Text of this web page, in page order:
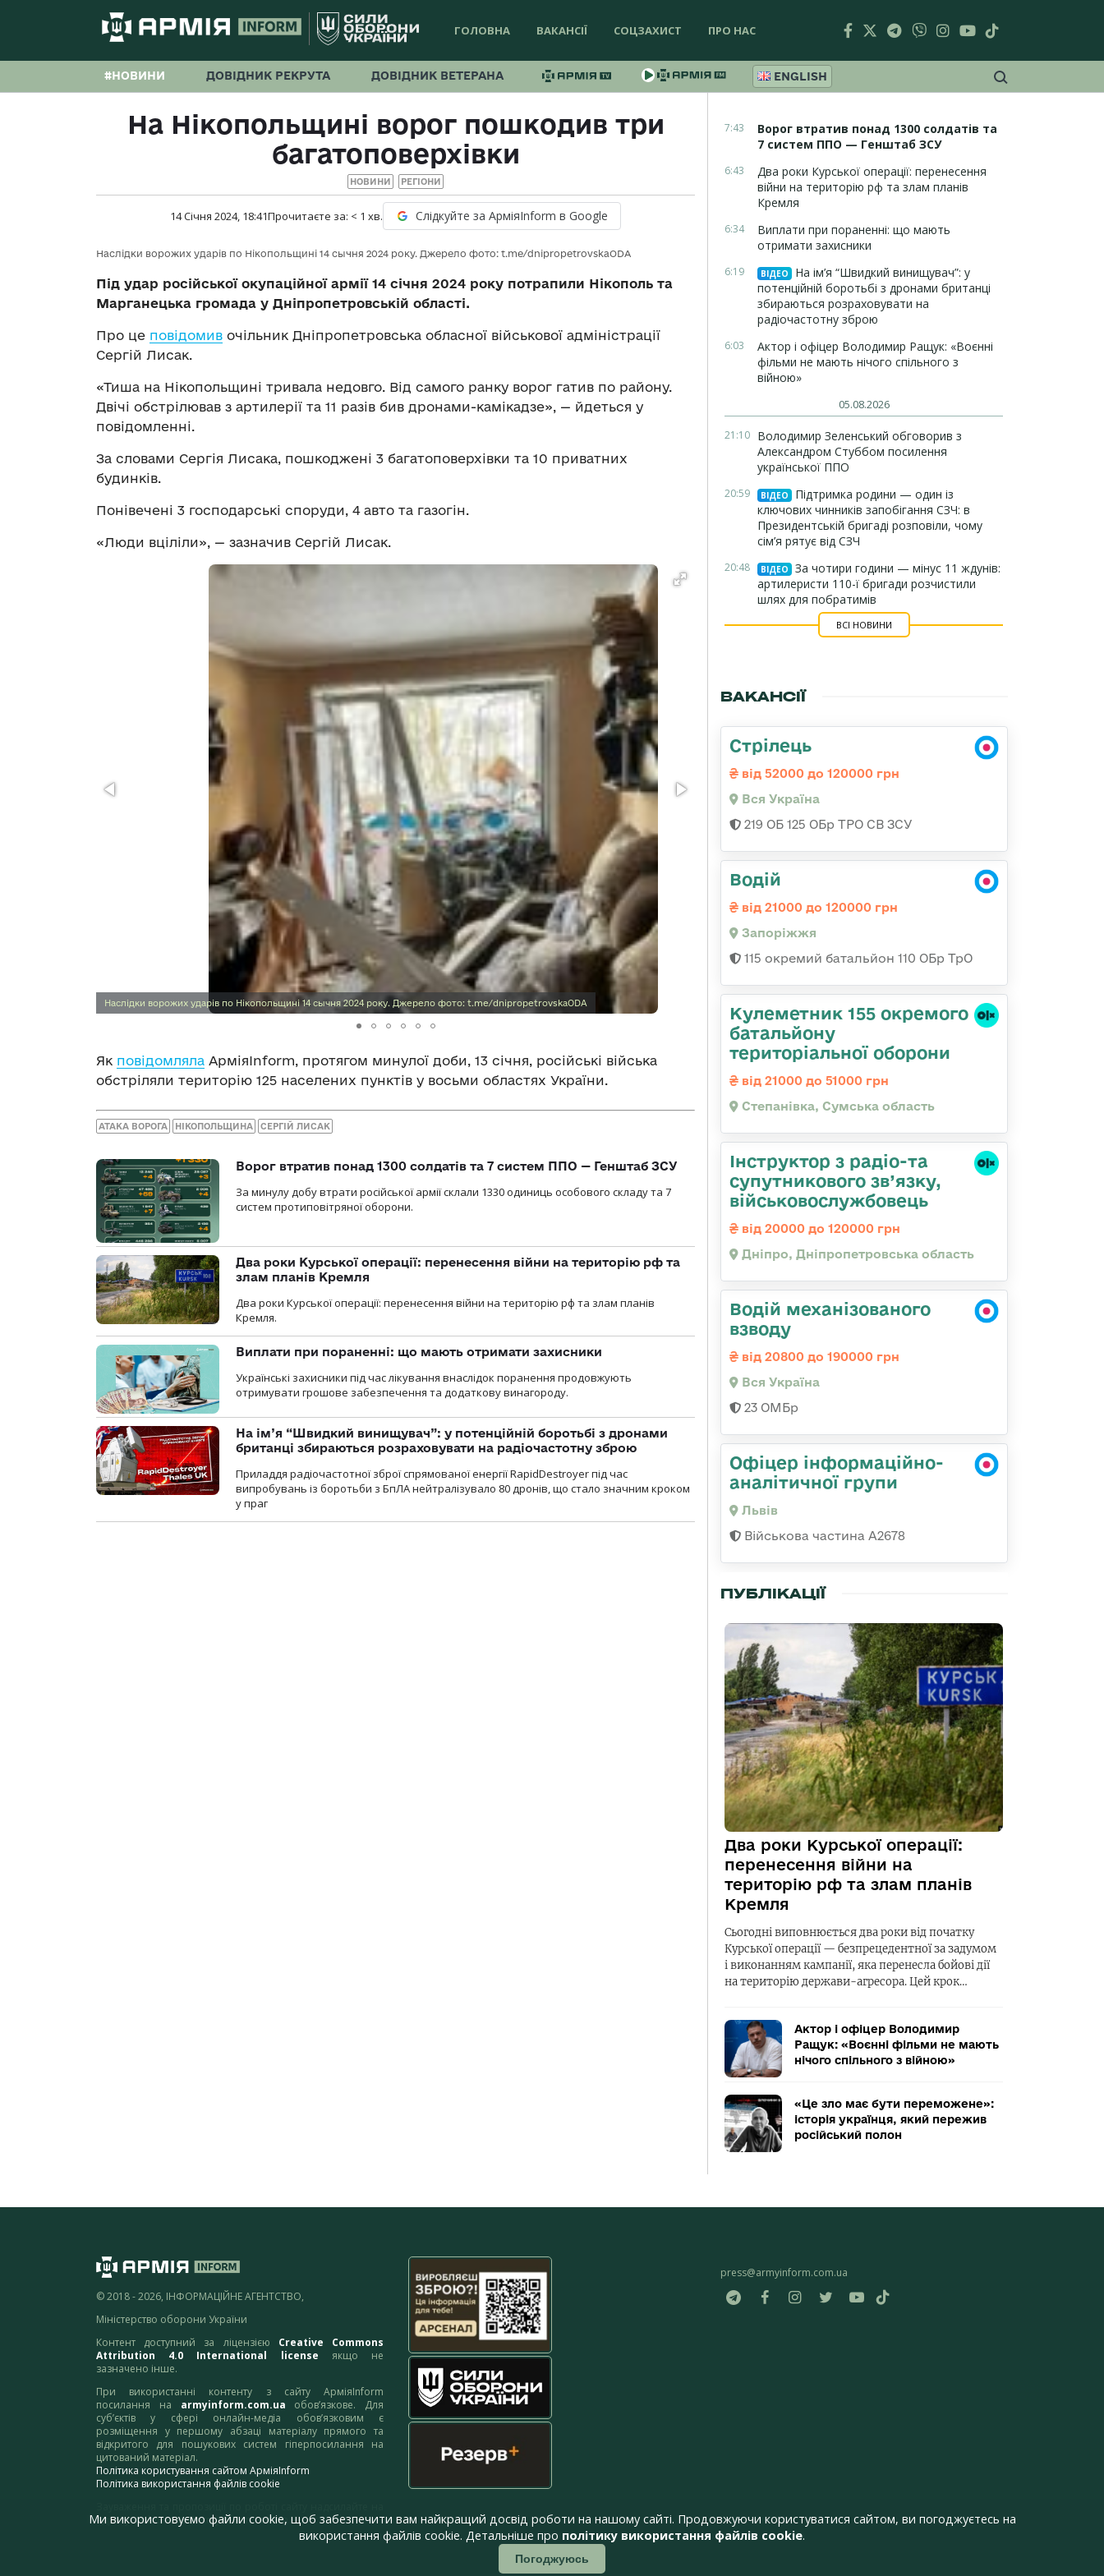
ГОЛОВНА ВАКАНСІЇ СОЦЗАХИСТ ПРО НАС
#НОВИНИ ДОВІДНИК РЕКРУТА ДОВІДНИК ВЕТЕРАНА ENGLISH
На Нікопольщині ворог пошкодив три
багатоповерхівки
НОВИНИ РЕГІОНИ
14 Січня 2024, 18:41Прочитаєте за: < 1 хв. Слідкуйте за АрміяInform в Google
Наслідки ворожих ударів по Нікопольщині 14 сычня 2024 року. Джерело фото: t.me/dnipropetrovskaODA
Під удар російської окупаційної армії 14 січня 2024 року потрапили Нікополь та
Марганецька громада у Дніпропетровській області.
Про це повідомив очільник Дніпропетровська обласної військової адміністрації
Сергій Лисак.
«Тиша на Нікопольщині тривала недовго. Від самого ранку ворог гатив по району.
Двічі обстрілював з артилерії та 11 разів бив дронами-камікадзе», — йдеться у
повідомленні.
За словами Сергія Лисака, пошкоджені 3 багатоповерхівки та 10 приватних
будинків.
Понівечені 3 господарські споруди, 4 авто та газогін.
«Люди вціліли», — зазначив Сергій Лисак.
Наслідки ворожих ударів по Нікопольщині 14 сычня 2024 року. Джерело фото: t.me/dnipropetrovskaODA
Як повідомляла АрміяInform, протягом минулої доби, 13 січня, російські війська
обстріляли територію 125 населених пунктів у восьми областях України.
АТАКА ВОРОГА НІКОПОЛЬЩИНА СЕРГІЙ ЛИСАК
Ворог втратив понад 1300 солдатів та 7 систем ППО — Генштаб ЗСУ
За минулу добу втрати російської армії склали 1330 одиниць особового складу та 7
систем протиповітряної оборони.
Два роки Курської операції: перенесення війни на територію рф та
злам планів Кремля
Два роки Курської операції: перенесення війни на територію рф та злам планів
Кремля.
Виплати при пораненні: що мають отримати захисники
Українські захисники під час лікування внаслідок поранення продовжують
отримувати грошове забезпечення та додаткову винагороду.
На ім’я “Швидкий винищувач”: у потенційній боротьбі з дронами
британці збираються розраховувати на радіочастотну зброю
Приладдя радіочастотної зброї спрямованої енергії RapidDestroyer під час
випробувань із боротьби з БпЛА нейтралізувало 80 дронів, що стало значним кроком
у праг
7:43
Ворог втратив понад 1300 солдатів та
7 систем ППО — Генштаб ЗСУ
6:43
Два роки Курської операції: перенесення
війни на територію рф та злам планів
Кремля
6:34
Виплати при пораненні: що мають
отримати захисники
6:19 ВІДЕО
На ім’я “Швидкий винищувач”: у
потенційній боротьбі з дронами британці
збираються розраховувати на
радіочастотну зброю
6:03
Актор і офіцер Володимир Ращук: «Воєнні
фільми не мають нічого спільного з
війною»
05.08.2026
21:10 Володимир Зеленський обговорив з
Александром Стуббом посилення
української ППО
20:59 ВІДЕО
Підтримка родини — один із
ключових чинників запобігання СЗЧ: в
Президентській бригаді розповіли, чому
сім’я рятує від СЗЧ
20:48 ВІДЕО
За чотири години — мінус 11 ждунів:
артилеристи 110-ї бригади розчистили
шлях для побратимів
ВСІ НОВИНИ
ВАКАНСІЇ
Стрілець
від 52000 до 120000 грн
Вся Україна
219 ОБ 125 ОБр ТРО СВ ЗСУ
Водій
від 21000 до 120000 грн
Запоріжжя
115 окремий батальйон 110 ОБр ТрО
Кулеметник 155 окремого
батальйону
територіальної оборони
від 21000 до 51000 грн
Степанівка, Сумська область
Інструктор з радіо-та
супутникового зв’язку,
військовослужбовець
від 20000 до 120000 грн
Дніпро, Дніпропетровська область
Водій механізованого
взводу
від 20800 до 190000 грн
Вся Україна
23 ОМБр
Офіцер інформаційно-
аналітичної групи
Львів
Військова частина А2678
ПУБЛІКАЦІЇ
Два роки Курської операції:
перенесення війни на
територію рф та злам планів
Кремля
Сьогодні виповнюється два роки від початку
Курської операції — безпрецедентної за задумом
і виконанням кампанії, яка перенесла бойові дії
на територію держави-агресора. Цей крок…
Актор і офіцер Володимир
Ращук: «Воєнні фільми не мають
нічого спільного з війною»
«Це зло має бути переможене»:
історія українця, який пережив
російський полон
© 2018 - 2026, ІНФОРМАЦІЙНЕ АГЕНТСТВО,
Міністерство оборони України
Контент доступний за ліцензією Creative Commons
Attribution 4.0 International license якщо не
зазначено інше.
При використанні контенту з сайту АрміяInform
посилання на armyinform.com.ua обов’язкове. Для
суб’єктів у сфері онлайн-медіа обов’язковим є
розміщення у першому абзаці матеріалу прямого та
відкритого для пошукових систем гіперпосилання на
цитований матеріал.
Політика користування сайтом АрміяInform
Політика використання файлів cookie
адресу:webmaster@armyinform.com.ua
press@armyinform.com.ua
Ми використовуємо файли cookie, щоб забезпечити вам найкращий досвід роботи на нашому сайті. Продовжуючи користуватися сайтом, ви погоджуєтесь на
використання файлів cookie. Детальніше про політику використання файлів cookie.
Погоджуюсь